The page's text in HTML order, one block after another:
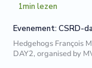
1min lezen
Evenement: CSRD-
Hedgehogs François
DAY2, organised by